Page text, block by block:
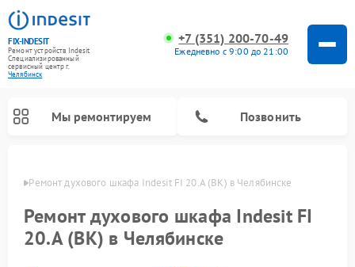
FIX-INDESIT
Ремонт устройств Indesit
Специализированный
cервисный центр г.
Челябинск
+7 (351) 200-70-49
Ежедневно с 9:00 до 21:00
Мы ремонтируем Позвонить
Ремонт духового шкафа Indesit FI 20.A (BK) в Челябинске
Ремонт духового шкафа Indesit FI
20.A (BK) в Челябинске